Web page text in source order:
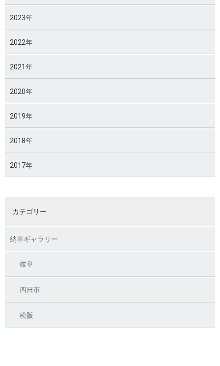
2023年
2022年
2021年
2020年
2019年
2018年
2017年
カテゴリー
納車ギャラリー
岐阜
四日市
松阪